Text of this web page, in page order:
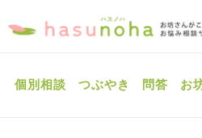
個別相談 つぶやき 問答 お